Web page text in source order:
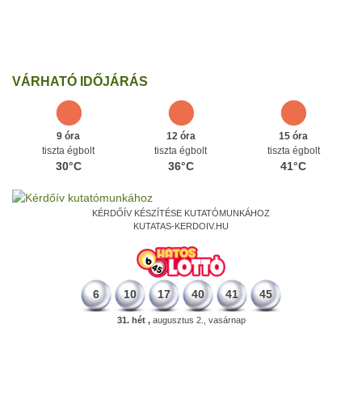
VÁRHATÓ IDŐJÁRÁS
9 óra
tiszta égbolt
30°C
12 óra
tiszta égbolt
36°C
15 óra
tiszta égbolt
41°C
KÉRDŐÍV KÉSZÍTÉSE KUTATÓMUNKÁHOZ
KUTATAS-KERDOIV.HU
6 10 17 40 41 45
31. hét ,augusztus 2., vasárnap